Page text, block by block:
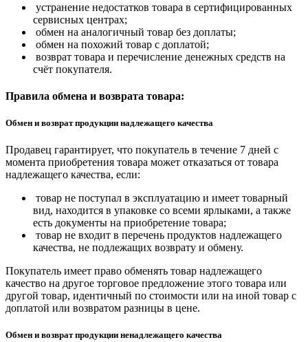
устранение недостатков товара в сертифицированных
сервисных центрах;
обмен на аналогичный товар без доплаты;
обмен на похожий товар с доплатой;
возврат товара и перечисление денежных средств на
счёт покупателя.
Правила обмена и возврата товара:
Обмен и возврат продукции надлежащего качества
Продавец гарантирует, что покупатель в течение 7 дней с
момента приобретения товара может отказаться от товара
надлежащего качества, если:
товар не поступал в эксплуатацию и имеет товарный
вид, находится в упаковке со всеми ярлыками, а также
есть документы на приобретение товара;
товар не входит в перечень продуктов надлежащего
качества, не подлежащих возврату и обмену.
Покупатель имеет право обменять товар надлежащего
качество на другое торговое предложение этого товара или
другой товар, идентичный по стоимости или на иной товар с
доплатой или возвратом разницы в цене.
Обмен и возврат продукции ненадлежащего качества